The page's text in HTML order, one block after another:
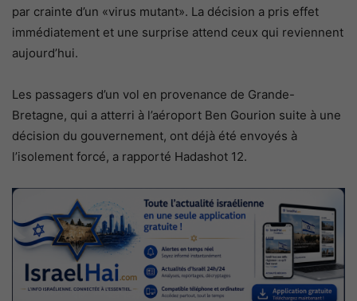
par crainte d’un «virus mutant». La décision a pris effet
immédiatement et une surprise attend ceux qui reviennent
aujourd’hui.
Les passagers d’un vol en provenance de Grande-
Bretagne, qui a atterri à l’aéroport Ben Gourion suite à une
décision du gouvernement, ont déjà été envoyés à
l’isolement forcé, a rapporté Hadashot 12.